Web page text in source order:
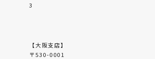
3
【大阪支店】
〒530-0001